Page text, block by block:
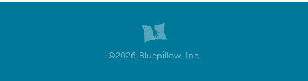
©2026 Bluepillow, Inc.